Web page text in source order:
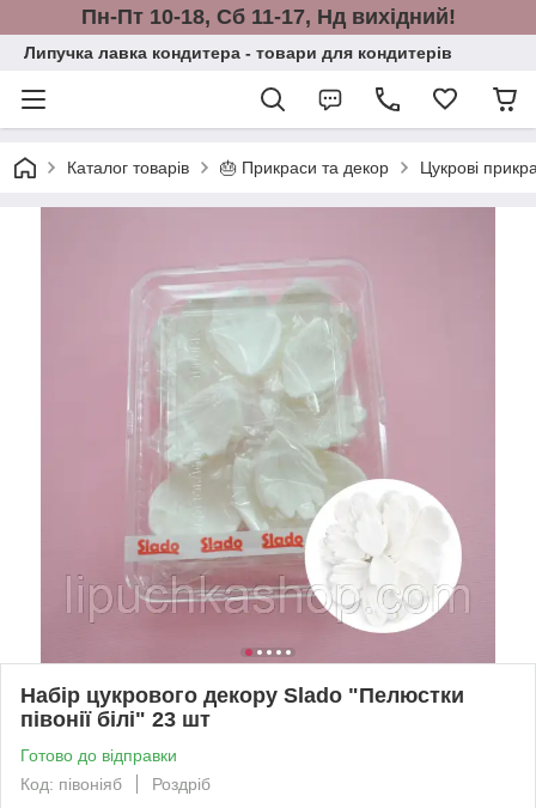
Пн-Пт 10-18, Сб 11-17, Нд вихідний!
Липучка лавка кондитера - товари для кондитерів
Каталог товарів 🎂 Прикраси та декор Цукрові
Набір цукрового декору Slado "Пелюстки
півонії білі" 23 шт
Готово до відправки
Код: півоніяб
Роздріб